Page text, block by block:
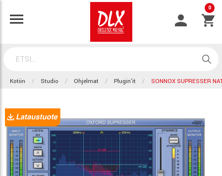
0
Kotiin Studio Ohjelmat Plugin'it SONNOX SUPRESSER